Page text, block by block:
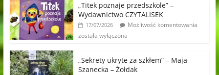
„Titek poznaje przedszkole” –
Wydawnictwo CZYTALISEK
17/07/2026
Możliwość komentowania
została wyłączona
„Sekrety ukryte za szkłem” – Maja
Szanecka – Żołdak